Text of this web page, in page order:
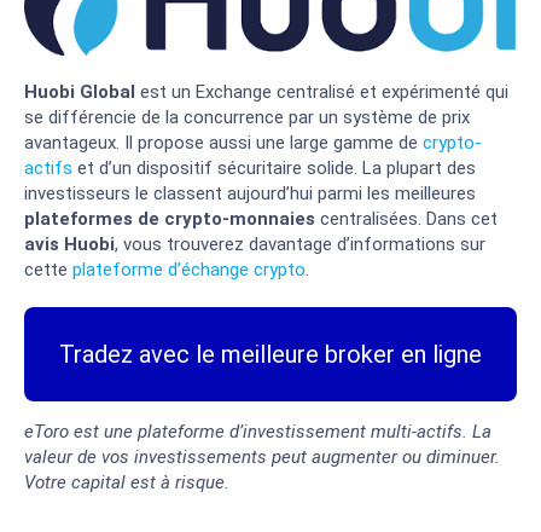
Huobi Global est un Exchange centralisé et expérimenté qui
se différencie de la concurrence par un système de prix
avantageux. Il propose aussi une large gamme de crypto-
actifs et d’un dispositif sécuritaire solide. La plupart des
investisseurs le classent aujourd’hui parmi les meilleures
plateformes de crypto-monnaies centralisées. Dans cet
avis Huobi, vous trouverez davantage d’informations sur
cette plateforme d’échange crypto.
Tradez avec le meilleure broker en ligne
eToro est une plateforme d’investissement multi-actifs. La
valeur de vos investissements peut augmenter ou diminuer.
Votre capital est à risque.